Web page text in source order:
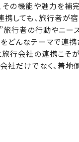
の機能や魅力を補
携しても、旅行者が
旅行者の行動やニー
どんなテーマで連携
旅行会社の連携こそ
社だけでなく、着